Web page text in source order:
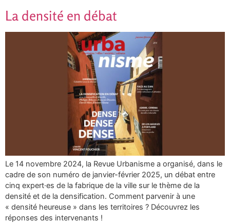
La densité en débat
Le 14 novembre 2024, la Revue Urbanisme a organisé, dans le
cadre de son numéro de janvier-février 2025, un débat entre
cinq expert·es de la fabrique de la ville sur le thème de la
densité et de la densification. Comment parvenir à une
« densité heureuse » dans les territoires ? Découvrez les
réponses des intervenants !